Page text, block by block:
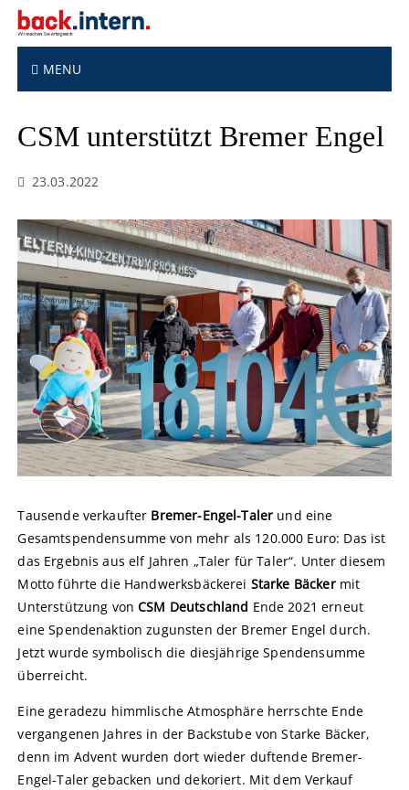
MENU
CSM unterstützt Bremer Engel
23.03.2022
Tausende verkaufter Bremer-Engel-Taler und eine
Gesamtspendensumme von mehr als 120.000 Euro: Das ist
das Ergebnis aus elf Jahren „Taler für Taler“. Unter diesem
Motto führte die Handwerksbäckerei Starke Bäcker mit
Unterstützung vonCSM Deutschland Ende 2021 erneut
eine Spendenaktion zugunsten der Bremer Engel durch.
Jetzt wurde symbolisch die diesjährige Spendensumme
überreicht.
Eine geradezu himmlische Atmosphäre herrschte Ende
vergangenen Jahres in der Backstube von Starke Bäcker,
denn im Advent wurden dort wieder duftende Bremer-
Engel-Taler gebacken und dekoriert. Mit dem Verkauf